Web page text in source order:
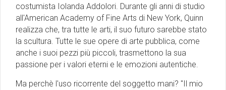
costumista Iolanda Addolori. Durante gli anni di studio
all'American Academy of Fine Arts di New York, Quinn
realizza che, tra tutte le arti, il suo futuro sarebbe stato
la scultura. Tutte le sue opere di arte pubblica, come
anche i suoi pezzi più piccoli, trasmettono la sua
passione per i valori eterni e le emozioni autentiche.
Ma perchè l'uso ricorrente del soggetto mani? "Il mio